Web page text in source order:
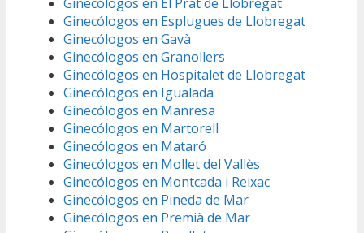
Ginecólogos en Esplugues de Llobregat
Ginecólogos en Gavà
Ginecólogos en Granollers
Ginecólogos en Hospitalet de Llobregat
Ginecólogos en Igualada
Ginecólogos en Manresa
Ginecólogos en Martorell
Ginecólogos en Mataró
Ginecólogos en Mollet del Vallès
Ginecólogos en Montcada i Reixac
Ginecólogos en Pineda de Mar
Ginecólogos en Premià de Mar